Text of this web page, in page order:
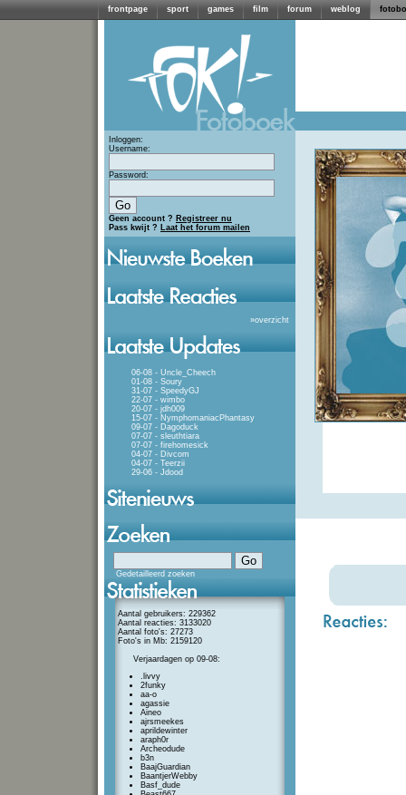
frontpage sport games film forum weblog
Inloggen:
Username:
Password:
Geen account ? Registreer nu
Pass kwijt ? Laat het forum mailen
»overzicht
06-08 - Uncle_Cheech
01-08 - Soury
31-07 - SpeedyGJ
22-07 - wimbo
20-07 - jdh009
15-07 - NymphomaniacPhantasy
09-07 - Dagoduck
07-07 - sleuthtiara
07-07 - firehomesick
04-07 - Divcom
04-07 - Teerzii
29-06 - Jdood
Gedetailleerd zoeken
Aantal gebruikers: 229362
Aantal reacties: 3133020
Aantal foto's: 27273
Foto's in Mb: 2159120
Verjaardagen op 09-08:
.livvy
2funky
aa-o
agassie
Aineo
ajrsmeekes
aprildewinter
araph0r
Archeodude
b3n
BaajGuardian
BaantjerWebby
Basf_dude